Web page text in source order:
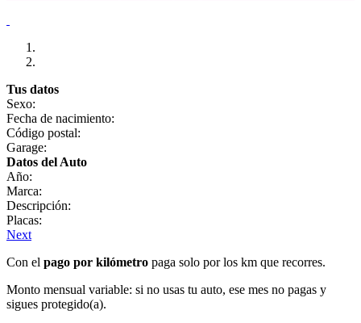
Tus datos
Sexo:
Fecha de nacimiento:
Código postal:
Garage:
Datos del Auto
Año:
Marca:
Descripción:
Placas:
Next
Con el pago por kilómetro paga solo por los km que recorres.
Monto mensual variable: si no usas tu auto, ese mes no pagas y
sigues protegido(a).